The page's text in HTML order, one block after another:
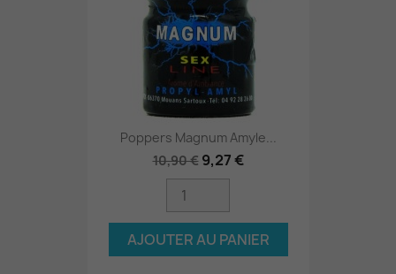
Poppers Magnum Amyle...
10,90 € 9,27 €
AJOUTER AU PANIER